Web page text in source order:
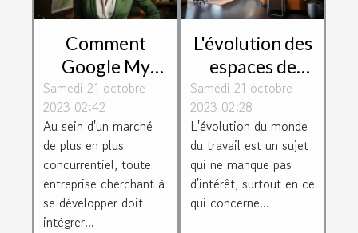
Comment
Google My
Business peut
aider les
entreprises à
se développer
Samedi 21 octobre
2023 02:42
Au sein d'un marché
de plus en plus
concurrentiel, toute
entreprise cherchant à
se développer doit
intégrer...
L'évolution des
espaces de
travail : le cas
de Toulouse
Blagnac
Samedi 21 octobre
2023 02:28
L'évolution du monde
du travail est un sujet
qui ne manque pas
d'intérêt, surtout en ce
qui concerne...